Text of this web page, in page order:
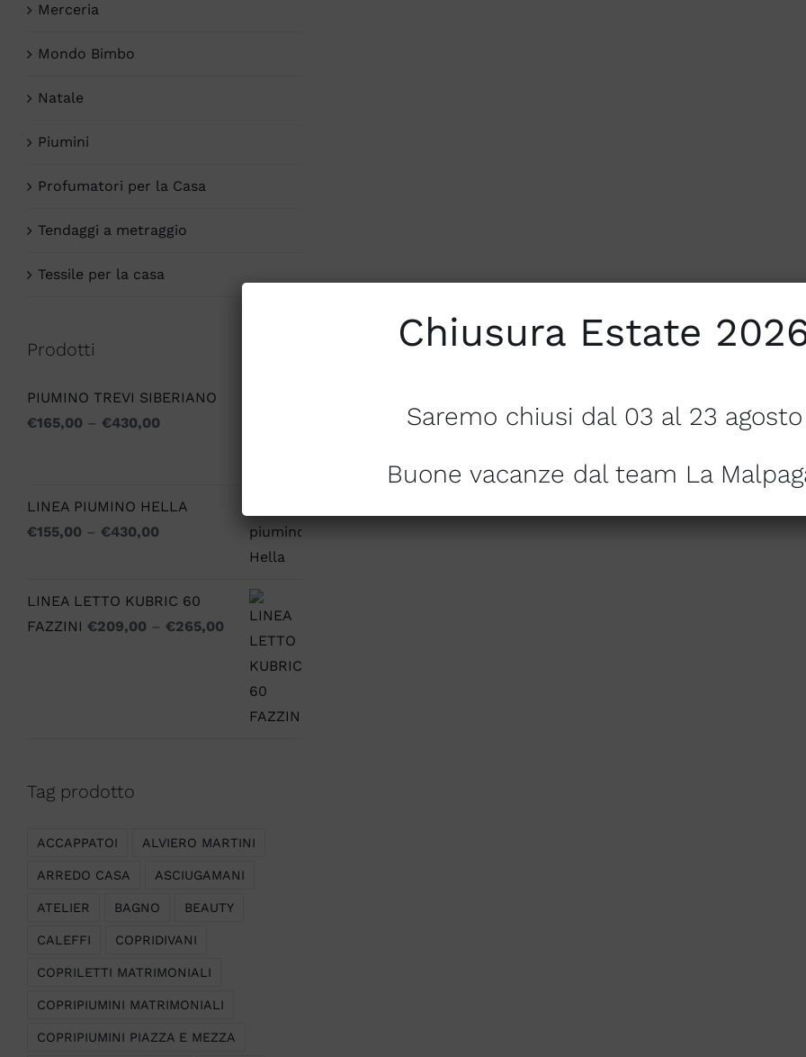
Merceria
Mondo Bimbo
Natale
Piumini
Profumatori per la Casa
Tendaggi a metraggio
Tessile per la casa
Prodotti
PIUMINO TREVI SIBERIANO
€165,00 – €430,00
LINEA PIUMINO HELLA
€155,00 – €430,00
LINEA LETTO KUBRIC 60
FAZZINI €209,00 – €265,00
Tag prodotto
ACCAPPATOI ALVIERO MARTINI
ARREDO CASA ASCIUGAMANI
ATELIER BAGNO BEAUTY
CALEFFI COPRIDIVANI
COPRILETTI MATRIMONIALI
COPRIPIUMINI MATRIMONIALI
COPRIPIUMINI PIAZZA E MEZZA
Chiusura Estate
Saremo chiusi dal 03 al 23 agosto
Buone vacanze dal team La